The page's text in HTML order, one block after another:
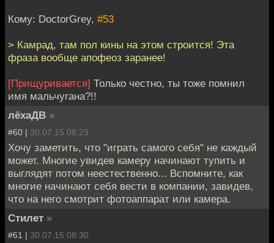
Кому: DoctorGrey, #53
> Камрад, там пол кины на этом строится! Эта
фраза вообще апофеоз заранее!
[Прищуривается] Только честно, ты тоже помнил
имя мальчугана?!!
лёхаДВ »
#60 | 30.07.15 08:29
Хочу заметить, что "играть самого себя" не каждый
может. Многие увидев камеру начинают тупить и
выглядят потом неестественно... Вспомните, как
многие начинают себя вести в компании, завидев,
что на него смотрит фотоаппарат или камера.
Стилет »
#61 | 30.07.15 08:30